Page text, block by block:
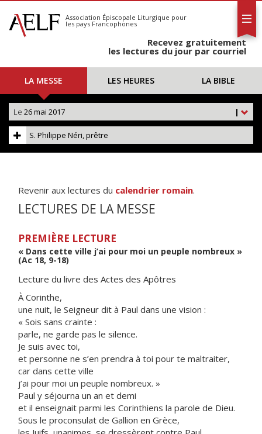
S'abonner
Calendrier
Association Épiscopale Liturgique pour
les pays Francophones
Recevez gratuitement
les lectures du jour par courriel
LA MESSE LES HEURES LA BIBLE
|
Le 26 mai 2017
S. Philippe Néri, prêtre
Revenir aux lectures du calendrier romain.
LECTURES DE LA MESSE
PREMIÈRE LECTURE
« Dans cette ville j’ai pour moi un peuple nombreux »
(Ac 18, 9-18)
Lecture du livre des Actes des Apôtres
À Corinthe,
une nuit, le Seigneur dit à Paul dans une vision :
« Sois sans crainte :
parle, ne garde pas le silence.
Je suis avec toi,
et personne ne s’en prendra à toi pour te maltraiter,
car dans cette ville
j’ai pour moi un peuple nombreux. »
Paul y séjourna un an et demi
et il enseignait parmi les Corinthiens la parole de Dieu.
Sous le proconsulat de Gallion en Grèce,